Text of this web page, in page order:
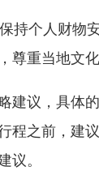
持个人财物
尊重当地文
建议，具体
程之前，建
议。